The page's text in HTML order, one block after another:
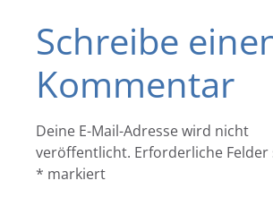
Schreibe
Kommentar
Deine E-Mail-Adresse wird nicht
veröffentlicht. Erforderliche
* markiert